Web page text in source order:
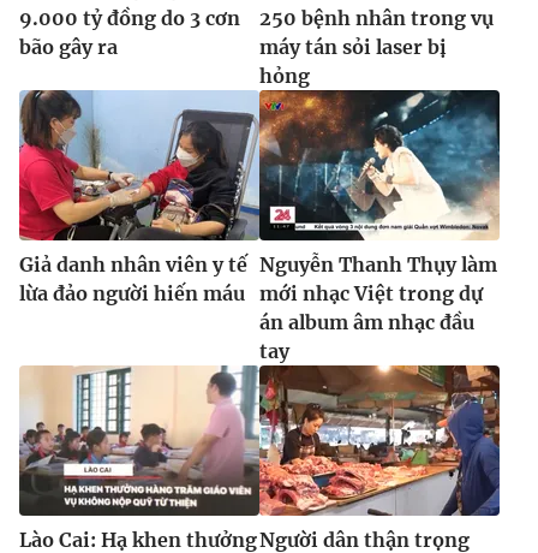
Ðiện thoại Thời báo VTV:024.66 897 897
Email:toasoan@vtv.vn
024-7300.7108
® Cấm sao chép dưới mọi hình thức nếu không có sự chấp
thuận bằng văn bản. Ghi rõ nguồn VTV.vn khi phát hành lại
thông tin từ website này.
9.000 tỷ đồng do 3 cơn
bão gây ra
250 bệnh nhân trong vụ
máy tán sỏi laser bị
hỏng
Giả danh nhân viên y tế
lừa đảo người hiến máu
Nguyễn Thanh Thụy làm
mới nhạc Việt trong dự
án album âm nhạc đầu
tay
Lào Cai: Hạ khen thưởngNgười dân thận trọng